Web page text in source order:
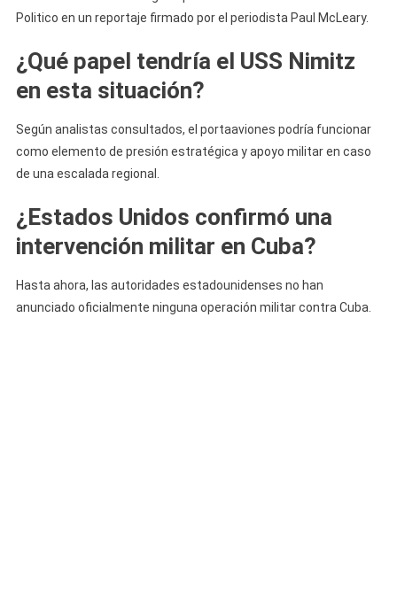
Politico en un reportaje firmado por el periodista Paul McLeary.
¿Qué papel tendría el USS Nimitz
en esta situación?
Según analistas consultados, el portaaviones podría funcionar
como elemento de presión estratégica y apoyo militar en caso
de una escalada regional.
¿Estados Unidos confirmó una
intervención militar en Cuba?
Hasta ahora, las autoridades estadounidenses no han
anunciado oficialmente ninguna operación militar contra Cuba.